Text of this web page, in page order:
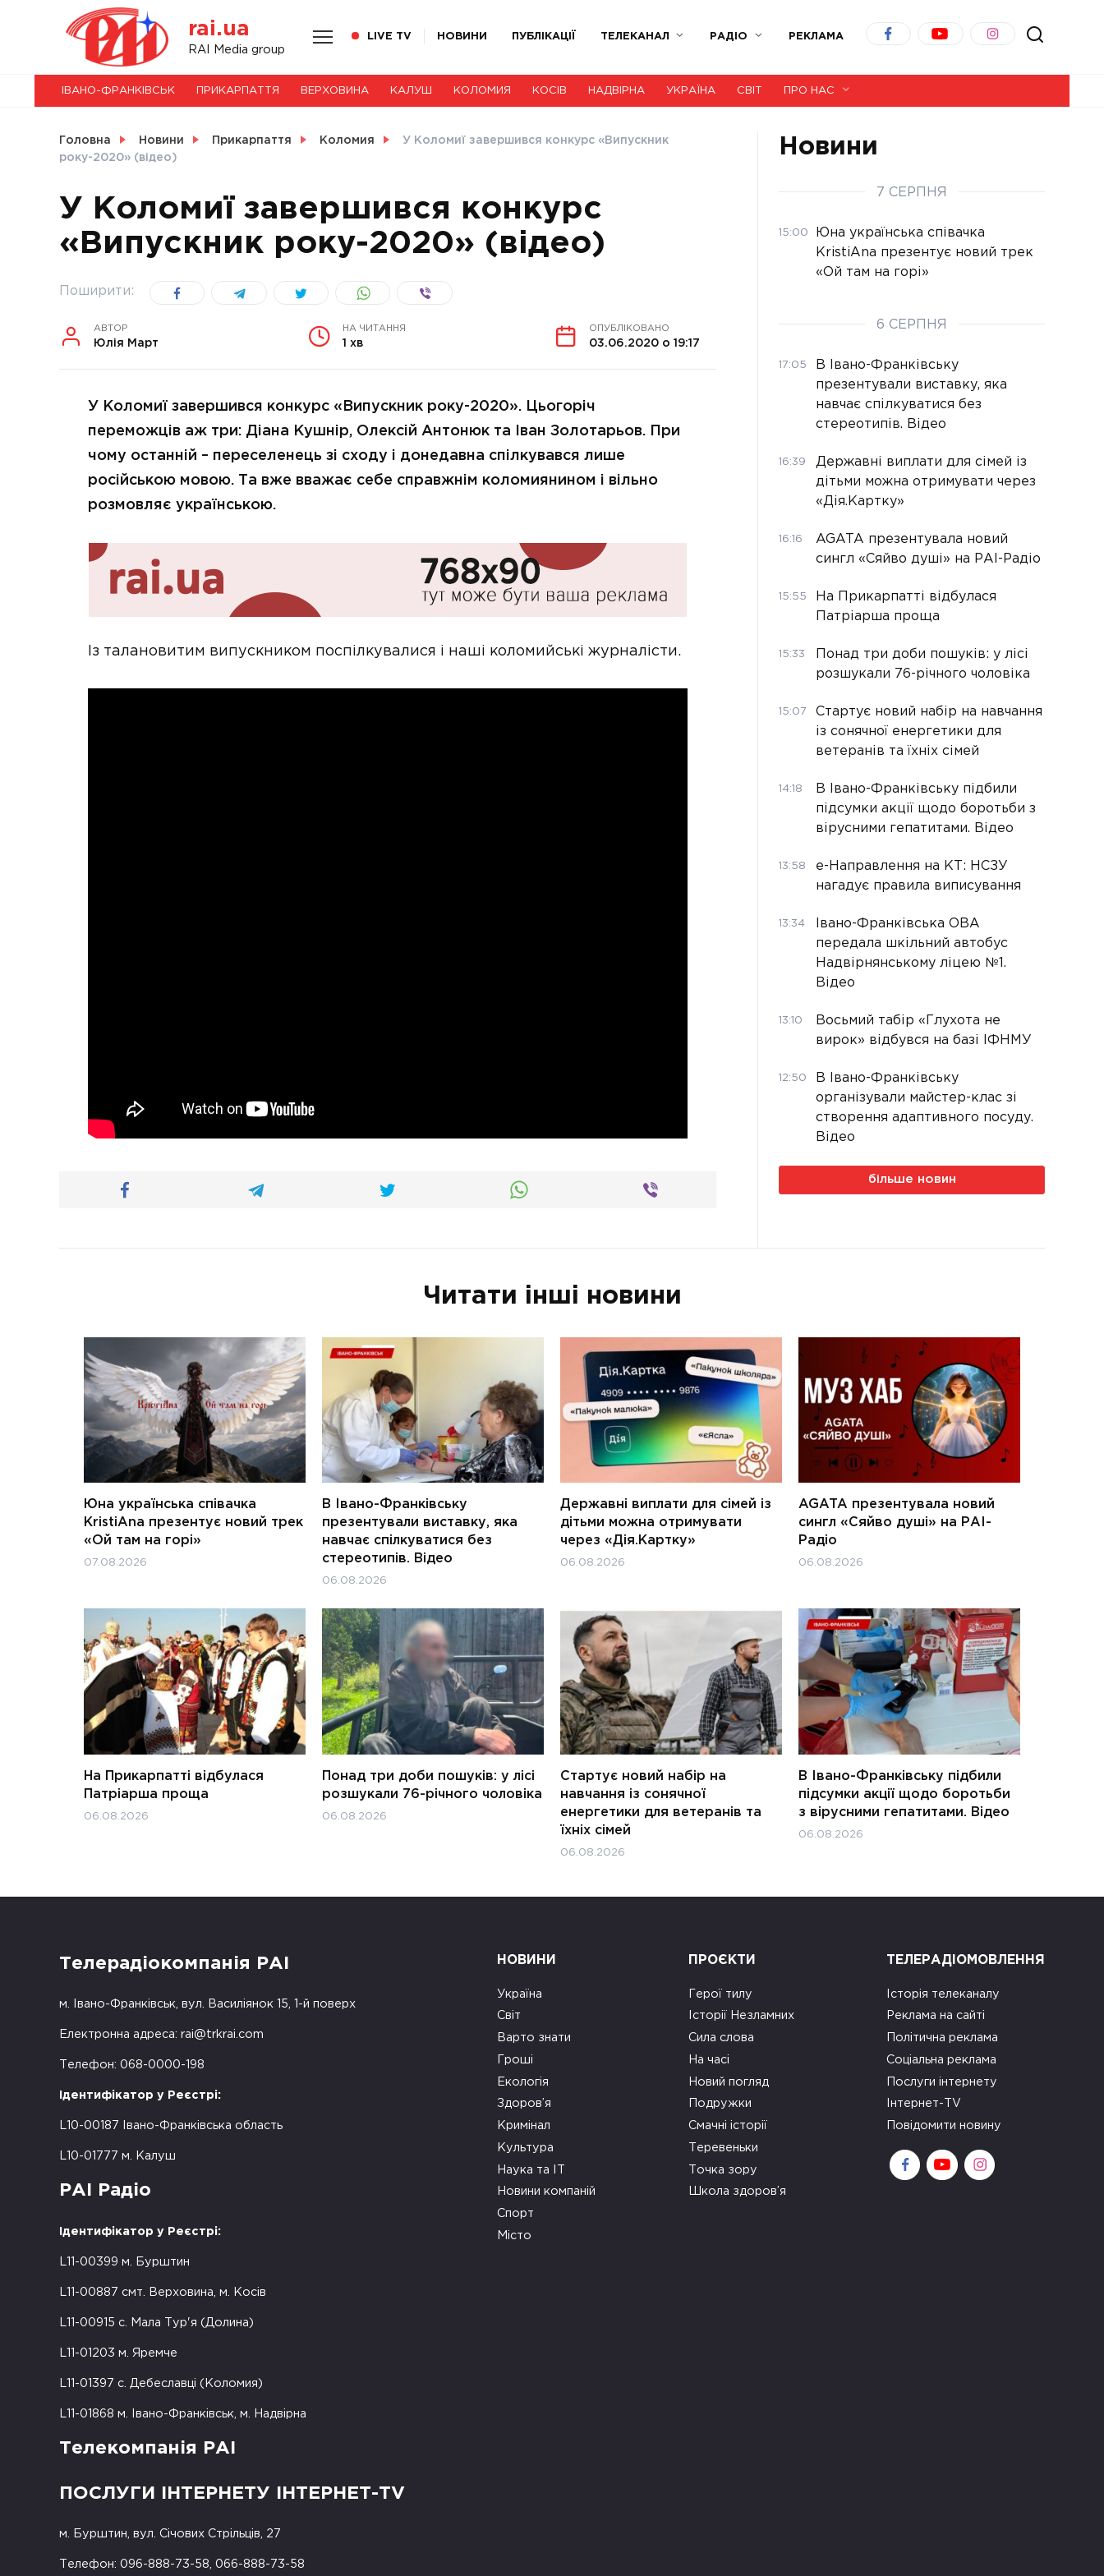
rai.ua
RAI Media group
LIVE TV НОВИНИ ПУБЛІКАЦІЇ ТЕЛЕКАНАЛ РАДІО РЕКЛАМА
НОВИНИ
СВІТ
УКРАЇНА
ІВАНО-ФРАНКІВСЬК ПРИКАРПАТТЯ ВЕРХОВИНА КАЛУШ КОЛОМИЯ КОСІВ НАДВІРНА УКРАЇНА СВІТ ПРО НАС
Головна Новини Прикарпаття Коломия
У Коломиї завершився конкурс «Випускник
року-2020» (відео)
У Коломиї завершився конкурс
«Випускник року-2020» (відео)
Поширити:
АВТОР
Юлія Март
НА ЧИТАННЯ
1 хв
ОПУБЛІКОВАНО
03.06.2020 о 19:17
У Коломиї завершився конкурс «Випускник року-2020». Цьогоріч
переможців аж три: Діана Кушнір, Олексій Антонюк та Іван Золотарьов. При
чому останній – переселенець зі сходу і донедавна спілкувався лише
російською мовою. Та вже вважає себе справжнім коломиянином і вільно
розмовляє українською.
Із талановитим випускником поспілкувалися і наші коломийські журналісти.
Новини
7 СЕРПНЯ
15:00
Юна українська співачка
KristiAna презентує новий трек
«Ой там на горі»
6 СЕРПНЯ
17:05
В Івано-Франківську
презентували виставку, яка
навчає спілкуватися без
стереотипів. Відео
16:39
Державні виплати для сімей із
дітьми можна отримувати через
«Дія.Картку»
16:16
AGATA презентувала новий
сингл «Сяйво душі» на РАІ-Радіо
15:55
На Прикарпатті відбулася
Патріарша проща
15:33
Понад три доби пошуків: у лісі
розшукали 76-річного чоловіка
15:07
Стартує новий набір на навчання
із сонячної енергетики для
ветеранів та їхніх сімей
14:18
В Івано-Франківську підбили
підсумки акції щодо боротьби з
вірусними гепатитами. Відео
13:58
е-Направлення на КТ: НСЗУ
нагадує правила виписування
13:34
Івано-Франківська ОВА
передала шкільний автобус
Надвірнянському ліцею №1.
Відео
13:10
Восьмий табір «Глухота не
вирок» відбувся на базі ІФНМУ
12:50
В Івано-Франківську
організували майстер-клас зі
створення адаптивного посуду.
Відео
більше новин
Читати інші новини
Юна українська співачка
KristiAna презентує новий трек
«Ой там на горі»
07.08.2026
В Івано-Франківську
презентували виставку, яка
навчає спілкуватися без
стереотипів. Відео
06.08.2026
Державні виплати для сімей із
дітьми можна отримувати
через «Дія.Картку»
06.08.2026
AGATA презентувала новий
сингл «Сяйво душі» на РАІ-
Радіо
06.08.2026
На Прикарпатті відбулася
Патріарша проща
06.08.2026
Понад три доби пошуків: у лісі
розшукали 76-річного чоловіка
06.08.2026
Стартує новий набір на
навчання із сонячної
енергетики для ветеранів та
їхніх сімей
06.08.2026
В Івано-Франківську підбили
підсумки акції щодо боротьби
з вірусними гепатитами. Відео
06.08.2026
Телерадіокомпанія РАІ
м. Івано-Франківськ, вул. Василіянок 15, 1-й поверх
Електронна адреса: rai@trkrai.com
Телефон: 068-0000-198
Ідентифікатор у Реєстрі:
L10-00187 Івано-Франківська область
L10-01777 м. Калуш
РАІ Радіо
Ідентифікатор у Реєстрі:
L11-00399 м. Бурштин
L11-00887 смт. Верховина, м. Косів
L11-00915 с. Мала Тур'я (Долина)
L11-01203 м. Яремче
L11-01397 с. Дебеславці (Коломия)
L11-01868 м. Івано-Франківськ, м. Надвірна
Телекомпанія РАІ
ПОСЛУГИ ІНТЕРНЕТУ ІНТЕРНЕТ-TV
м. Бурштин, вул. Січових Стрільців, 27
Телефон: 096-888-73-58, 066-888-73-58
НОВИНИ
Україна
Світ
Варто знати
Гроші
Екологія
Здоров’я
Кримінал
Культура
Наука та ІТ
Новини компаній
Спорт
Місто
ПРОЄКТИ
Герої тилу
Історії Незламних
Сила слова
На часі
Новий погляд
Подружки
Смачні історії
Теревеньки
Точка зору
Школа здоров’я
ТЕЛЕРАДІОМОВЛЕННЯ
Історія телеканалу
Реклама на сайті
Політична реклама
Соціальна реклама
Послуги інтернету
Інтернет-TV
Повідомити новину